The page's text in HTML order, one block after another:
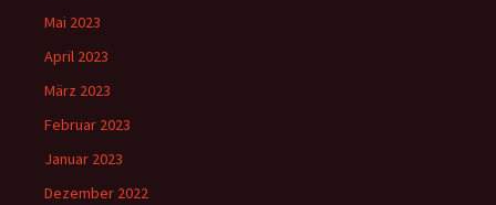
Mai 2023
April 2023
März 2023
Februar 2023
Januar 2023
Dezember 2022